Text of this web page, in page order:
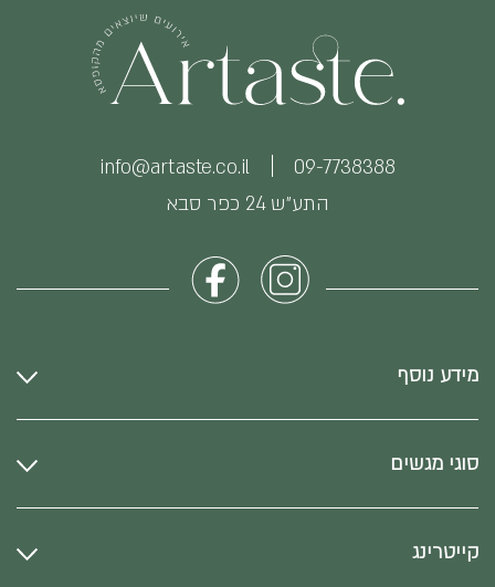
התע״ש 24 כפר סבא
09-7738388
info@artaste.co.il
מידע נוסף
סוגי מגשים
קייטרינג